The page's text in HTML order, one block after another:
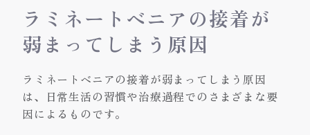
ラミネートベニアの接着が
弱まってしまう原因
ラミネートベニアの接着が弱まってしまう原因
は、日常生活の習慣や治療過程でのさまざまな要
因によるものです。